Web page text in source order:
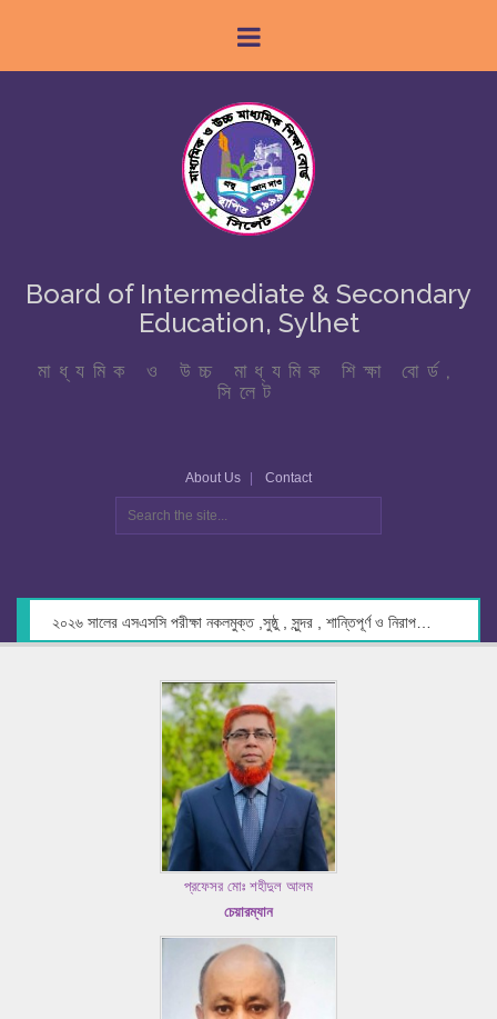
Board of Intermediate & Secondary
Education, Sylhet
মাধ্যমিক ও উচ্চ মাধ্যমিক শিক্ষা বোর্ড,
সিলেট
About Us Contact
প্রফেসর মোঃ শহীদুল আলম
চেয়ারম্যান